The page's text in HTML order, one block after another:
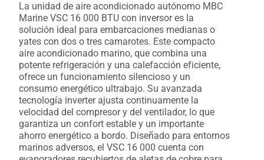
La unidad de aire acondicionado autónomo MBC
Marine VSC 16 000 BTU con inversor es la
solución ideal para embarcaciones medianas o
yates con dos o tres camarotes. Este compacto
aire acondicionado marino, que combina una
potente refrigeración y una calefacción eficiente,
ofrece un funcionamiento silencioso y un
consumo energético ultrabajo. Su avanzada
tecnología inverter ajusta continuamente la
velocidad del compresor y del ventilador, lo que
garantiza un confort estable y un importante
ahorro energético a bordo. Diseñado para entornos
marinos adversos, el VSC 16 000 cuenta con